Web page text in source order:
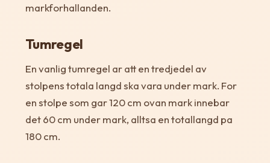
markforhallanden.
Tumregel
En vanlig tumregel ar att en tredjedel av
stolpens totala langd ska vara under mark. For
en stolpe som gar 120 cm ovan mark innebar
det 60 cm under mark, alltsa en totallangd pa
180 cm.